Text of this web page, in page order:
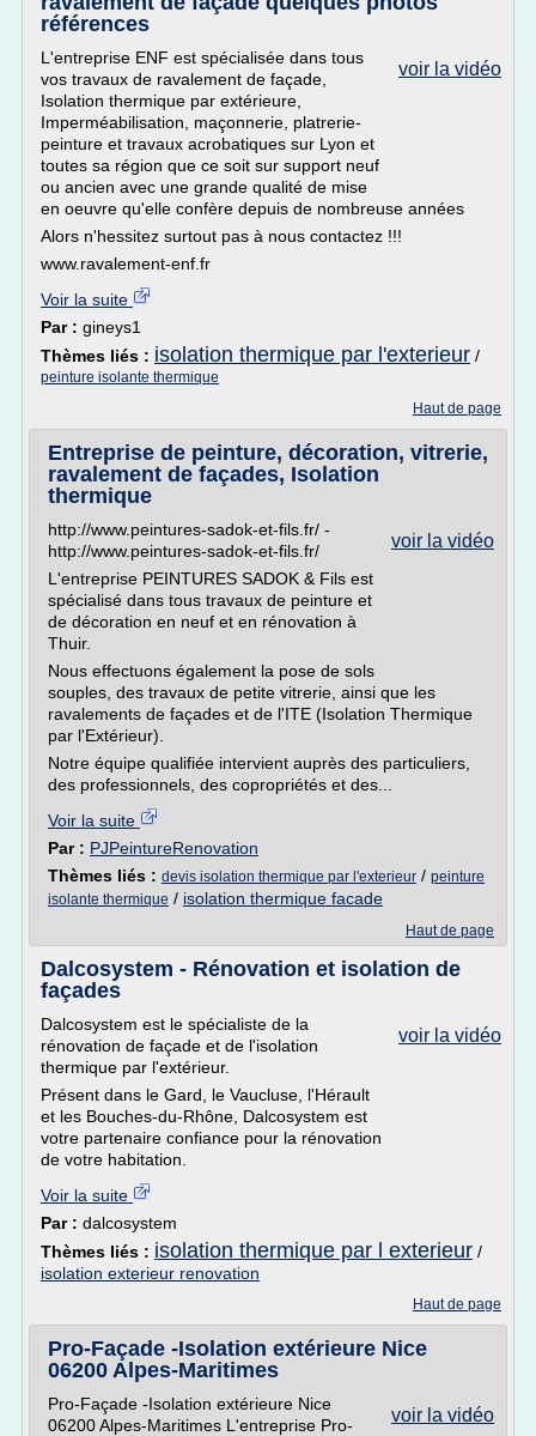
références
voir la vidéo
L'entreprise ENF est spécialisée dans tous
vos travaux de ravalement de façade,
Isolation thermique par extérieure,
Imperméabilisation, maçonnerie, platrerie-
peinture et travaux acrobatiques sur Lyon et
toutes sa région que ce soit sur support neuf
ou ancien avec une grande qualité de mise
en oeuvre qu'elle confère depuis de nombreuse années
Alors n'hessitez surtout pas à nous contactez !!!
www.ravalement-enf.fr
Voir la suite
Par : gineys1
Thèmes liés : isolation thermique par l'exterieur /
peinture isolante thermique
Haut de page
Entreprise de peinture, décoration, vitrerie,
ravalement de façades, Isolation
thermique
voir la vidéo
http://www.peintures-sadok-et-fils.fr/ -
http://www.peintures-sadok-et-fils.fr/
L'entreprise PEINTURES SADOK & Fils est
spécialisé dans tous travaux de peinture et
de décoration en neuf et en rénovation à
Thuir.
Nous effectuons également la pose de sols
souples, des travaux de petite vitrerie, ainsi que les
ravalements de façades et de l'ITE (Isolation Thermique
par l'Extérieur).
Notre équipe qualifiée intervient auprès des particuliers,
des professionnels, des copropriétés et des...
Voir la suite
Par : PJPeintureRenovation
Thèmes liés : devis isolation thermique par l'exterieur / peinture
isolante thermique / isolation thermique facade
Haut de page
Dalcosystem - Rénovation et isolation de
façades
voir la vidéo
Dalcosystem est le spécialiste de la
rénovation de façade et de l'isolation
thermique par l'extérieur.
Présent dans le Gard, le Vaucluse, l'Hérault
et les Bouches-du-Rhône, Dalcosystem est
votre partenaire confiance pour la rénovation
de votre habitation.
Voir la suite
Par : dalcosystem
Thèmes liés : isolation thermique par l exterieur /
isolation exterieur renovation
Haut de page
Pro-Façade -Isolation extérieure Nice
06200 Alpes-Maritimes
voir la vidéo
Pro-Façade -Isolation extérieure Nice
06200 Alpes-Maritimes L'entreprise Pro-